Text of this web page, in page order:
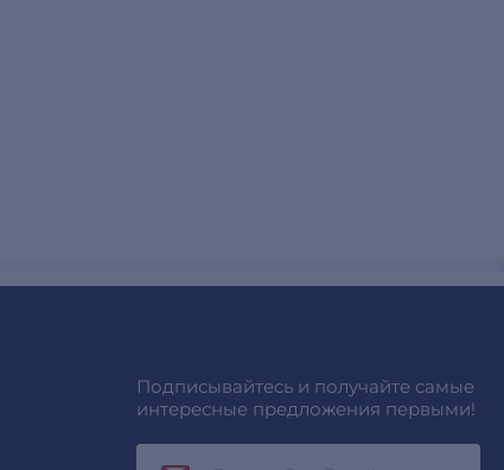
Подписывайтесь и получайте самые
интересные предложения первыми!